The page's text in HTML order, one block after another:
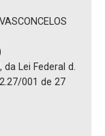
Lei Federal d.
001 de 27